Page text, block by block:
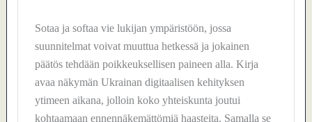
Sotaa ja softaa vie lukijan ympäristöön, jossa
suunnitelmat voivat muuttua hetkessä ja jokainen
päätös tehdään poikkeuksellisen paineen alla. Kirja
avaa näkymän Ukrainan digitaalisen kehityksen
ytimeen aikana, jolloin koko yhteiskunta joutui
kohtaamaan ennennäkemättömiä haasteita. Samalla se